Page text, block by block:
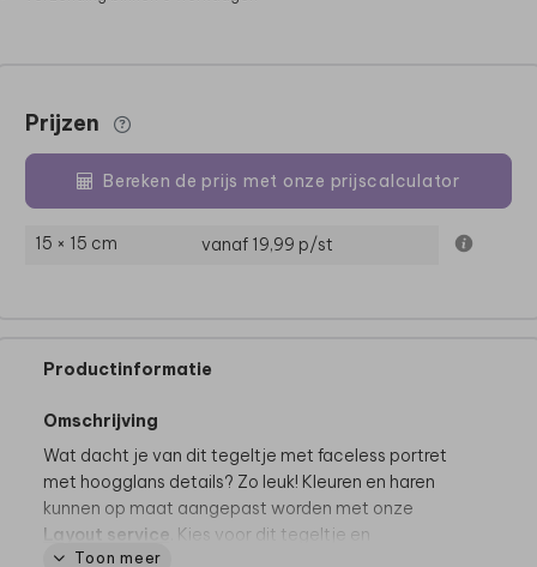
Prijzen
Bereken de prijs met onze prijscalculator
15 × 15 cm vanaf 19,99 p/st
Productinformatie
Omschrijving
Wat dacht je van dit tegeltje met faceless portret
met hoogglans details? Zo leuk! Kleuren en haren
kunnen op maat aangepast worden met onze
Layout service . Kies voor dit tegeltje en
personaliseer naar wens!
Toon meer